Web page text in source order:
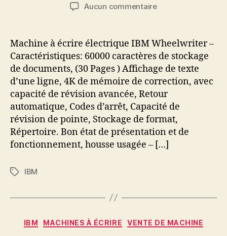
Aucun commentairesur
une
machine
à
écrire
Machine à écrire électrique IBM Wheelwriter –
Caractéristiques: 60000 caractères de stockage
de documents, (30 Pages ) Affichage de texte
d’une ligne, 4K de mémoire de correction, avec
capacité de révision avancée, Retour
automatique, Codes d’arrêt, Capacité de
révision de pointe, Stockage de format,
Répertoire. Bon état de présentation et de
fonctionnement, housse usagée – […]
Étiquettes
IBM
Catégories
IBM MACHINES À ÉCRIRE VENTE DE MACHINE